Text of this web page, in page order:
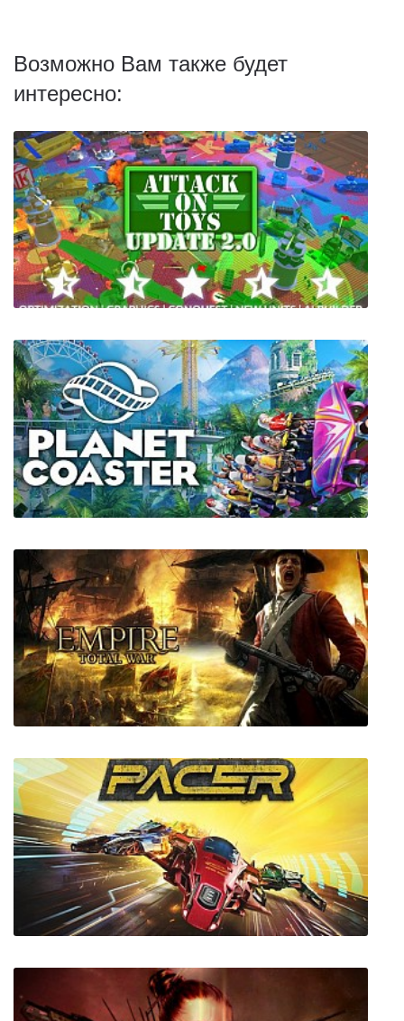
Возможно Вам также будет
интересно:
Attack on Toys
Planet Coaster + все DLC + русская
Empire Total War